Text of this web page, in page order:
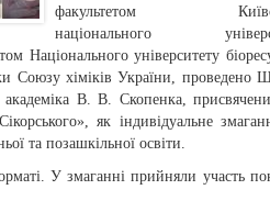
факультетом
національного
Національного університету
Союзу хіміків України, проведено
академіка В. В. Скопенка,
як індивідуальне
та позашкільної освіти.
У змаганні прийняли участь